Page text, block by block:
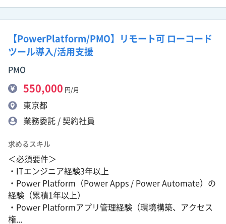
【PowerPlatform/PMO】リモート可 ローコード
ツール導入/活用支援
PMO
550,000 円/月
東京都
業務委託 / 契約社員
求めるスキル
＜必須要件＞
・ITエンジニア経験3年以上
・Power Platform（Power Apps / Power Automate）の
経験（累積1年以上）
・Power Platformアプリ管理経験（環境構築、アクセス
権...